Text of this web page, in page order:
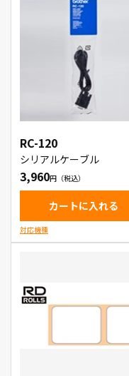
RC-120
シリアルケーブル
3,960
カートに入れる
対応機種